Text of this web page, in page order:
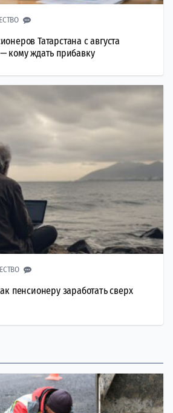
Татарстана с августа
кому ждать прибавку
пенсионеру заработать сверх